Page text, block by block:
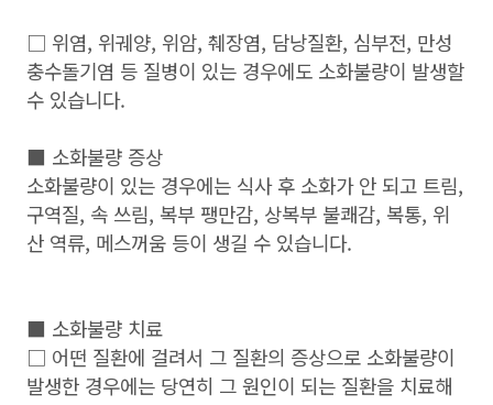
□ 위염, 위궤양, 위암, 췌장염, 담낭질환, 심부전, 만성
충수돌기염 등 질병이 있는 경우에도 소화불량이 발생할
수 있습니다.
■ 소화불량 증상
소화불량이 있는 경우에는 식사 후 소화가 안 되고 트림,
구역질, 속 쓰림, 복부 팽만감, 상복부 불쾌감, 복통, 위
산 역류, 메스꺼움 등이 생길 수 있습니다.
■ 소화불량 치료
□ 어떤 질환에 걸려서 그 질환의 증상으로 소화불량이
발생한 경우에는 당연히 그 원인이 되는 질환을 치료해